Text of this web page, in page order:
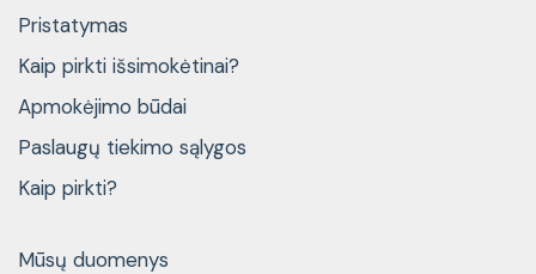
Pristatymas
Kaip pirkti išsimokėtinai?
Apmokėjimo būdai
Paslaugų tiekimo sąlygos
Kaip pirkti?
Mūsų duomenys